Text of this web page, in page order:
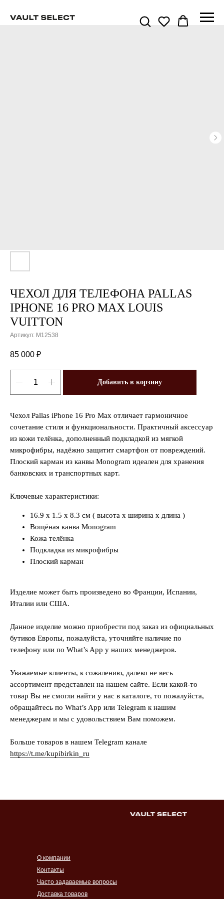
ЧЕХОЛ ДЛЯ ТЕЛЕФОНА PALLAS
IPHONE 16 PRO MAX LOUIS
VUITTON
Артикул: M12538
85 000 ₽
Добавить в корзину
Чехол Pallas iPhone 16 Pro Max отличает гармоничное
сочетание стиля и функциональности. Практичный аксессуар
из кожи телёнка, дополненный подкладкой из мягкой
микрофибры, надёжно защитит смартфон от повреждений.
Плоский карман из канвы Monogram идеален для хранения
банковских и транспортных карт.
Ключевые характеристики:
16.9 x 1.5 x 8.3 см ( высота x ширина x длина )
Вощёная канва Monogram
Кожа телёнка
Подкладка из микрофибры
Плоский карман
Изделие может быть произведено во Франции, Испании,
Италии или США.
Данное изделие можно приобрести под заказ из официальных
бутиков Европы, пожалуйста, уточняйте наличие по
телефону или по What’s App у наших менеджеров.
Уважаемые клиенты, к сожалению, далеко не весь
ассортимент представлен на нашем сайте. Если какой-то
товар Вы не смогли найти у нас в каталоге, то пожалуйста,
обращайтесь по What’s App или Telegram к нашим
менеджерам и мы с удовольствием Вам поможем.
Больше товаров в нашем Telegram канале
https://t.me/kupibirkin_ru
Контакты
Часто задаваемые вопросы
Доставка товаров
О компании